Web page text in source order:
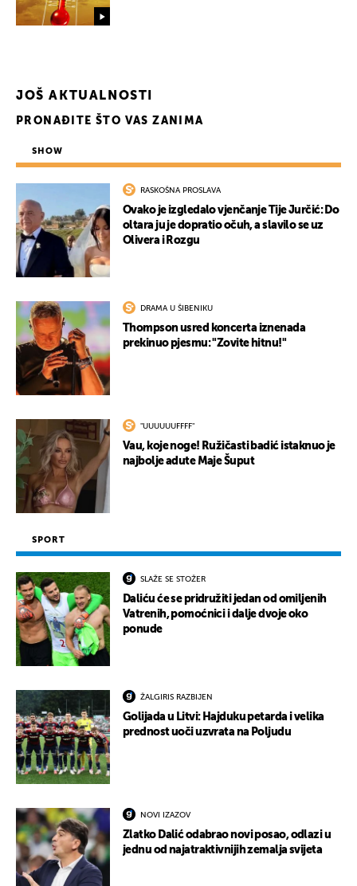
JOŠ AKTUALNOSTI
PRONAĐITE ŠTO VAS ZANIMA
SHOW
RASKOŠNA PROSLAVA
Ovako je izgledalo vjenčanje Tije Jurčić: Do
oltara ju je dopratio očuh, a slavilo se uz
Olivera i Rozgu
DRAMA U ŠIBENIKU
Thompson usred koncerta iznenada
prekinuo pjesmu: "Zovite hitnu!"
"UUUUUUFFFF"
Vau, koje noge! Ružičasti badić istaknuo je
najbolje adute Maje Šuput
SPORT
SLAŽE SE STOŽER
Daliću će se pridružiti jedan od omiljenih
Vatrenih, pomoćnici i dalje dvoje oko
ponude
ŽALGIRIS RAZBIJEN
Golijada u Litvi: Hajduku petarda i velika
prednost uoči uzvrata na Poljudu
NOVI IZAZOV
Zlatko Dalić odabrao novi posao, odlazi u
jednu od najatraktivnijih zemalja svijeta
UKLJUČITE NOTIFIKACIJE